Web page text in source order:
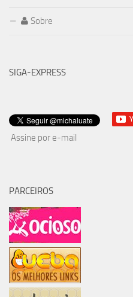
Sobre
SIGA-EXPRESS
Assine por e-mail
PARCEIROS